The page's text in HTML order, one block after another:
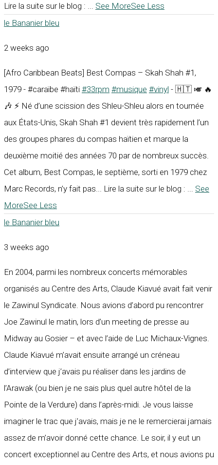
Lire la suite sur le blog :
See MoreSee Less
le Bananier bleu
2 weeks ago
[Afro Caribbean Beats] Best Compas – Skah Shah #1,
1979 - #caraïbe #haïti #33rpm #musique #vinyl - 🇭🇹 🎺 🔥
🎶 ⚡ Né d’une scission des Shleu-Shleu alors en tournée
aux États-Unis, Skah Shah #1 devient très rapidement l’un
des groupes phares du compas haïtien et marque la
deuxième moitié des années 70 par de nombreux succès.
Cet album, Best Compas, le septième, sorti en 1979 chez
Marc Records, n’y fait pas... Lire la suite sur le blog :
See
MoreSee Less
le Bananier bleu
3 weeks ago
En 2004, parmi les nombreux concerts mémorables
organisés au Centre des Arts, Claude Kiavué avait fait venir
le Zawinul Syndicate. Nous avions d’abord pu rencontrer
Joe Zawinul le matin, lors d’un meeting de presse au
Midway au Gosier – et avec l’aide de Luc Michaux-Vignes.
Claude Kiavué m’avait ensuite arrangé un créneau
d’interview que j’avais pu réaliser dans les jardins de
l’Arawak (ou bien je ne sais plus quel autre hôtel de la
Pointe de la Verdure) dans l’après-midi. Je vous laisse
imaginer le trac que j’avais, mais je ne le remercierai jamais
assez de m’avoir donné cette chance. Le soir, il y eut un
concert exceptionnel au Centre des Arts, et nous avions pu